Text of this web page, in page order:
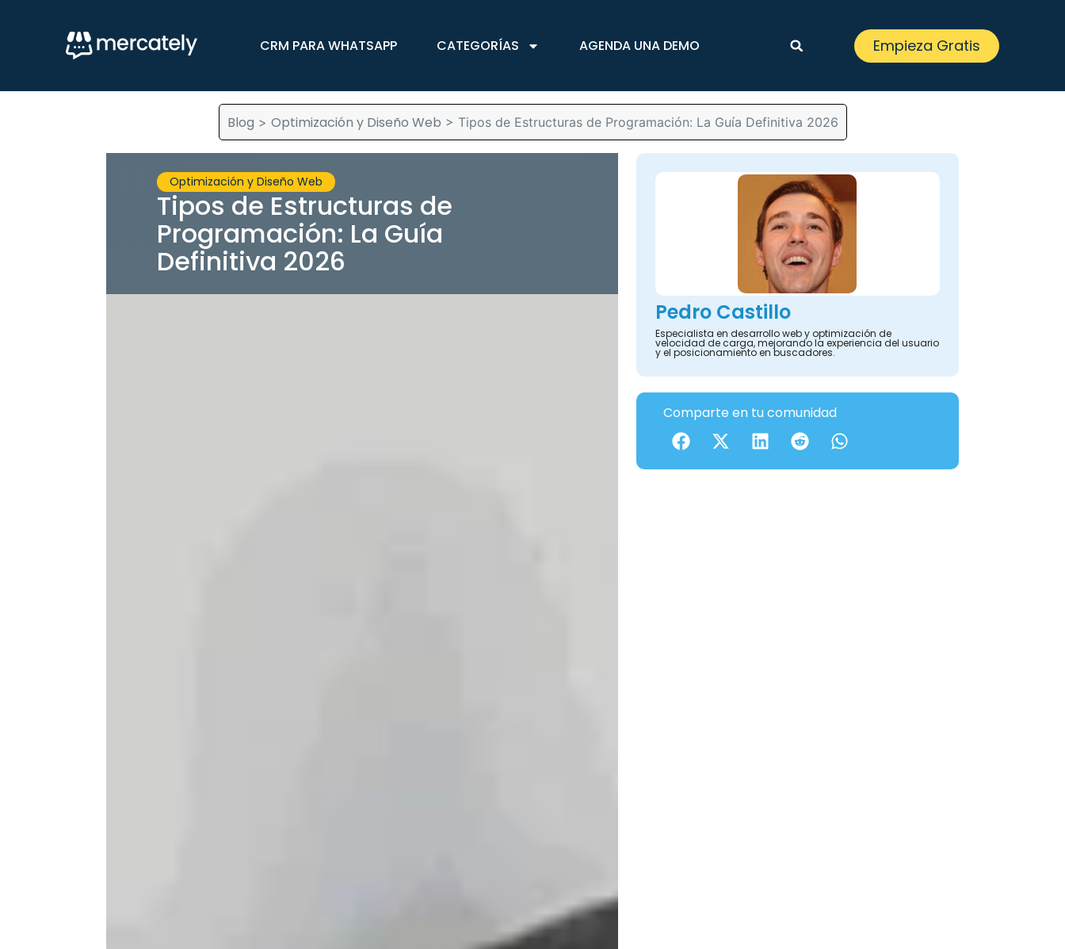
CRM PARA WHATSAPP CATEGORÍAS AGENDA UNA DEMO Empieza Gratis
Blog > Optimización y Diseño Web > Tipos de Estructuras de Programación: La Guía Definitiva 2026
Optimización y Diseño Web
Tipos de Estructuras de
Programación: La Guía
Definitiva 2026
Pedro Castillo
Especialista en desarrollo web y optimización de
velocidad de carga, mejorando la experiencia del usuario
y el posicionamiento en buscadores.
Comparte en tu comunidad